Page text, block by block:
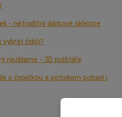
- netradiční dárkové sklenice
vybrat řidiči?
nezklame - 3D polštáře
s čepičkou a potiskem pobaví i